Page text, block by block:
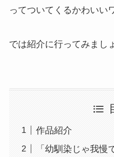
ってついてくるかわいい
では紹介に行ってみまし
作品紹介
「幼馴染じゃ我慢